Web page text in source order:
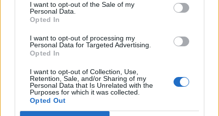
I want to opt-out of the Sale of my
Personal Data.
Opted In
I want to opt-out of processing my
Personal Data for Targeted Advertising.
Opted In
I want to opt-out of Collection, Use,
Retention, Sale, and/or Sharing of my
Personal Data that Is Unrelated with the
Purposes for which it was collected.
Opted Out
Beiträge: 38 Zustimmungen: 12 Punkte für Erfolge: 40
Foren-Graf
Beiträge: 1.049 Zustimmungen: 872 Punkte für Erfolge: 1.150
Foren-Herzog, männlich, 59, <
Beiträge: 742 Zustimmungen: 437 Punkte für Erfolge: 750
Ugurzan
Forenbewohner